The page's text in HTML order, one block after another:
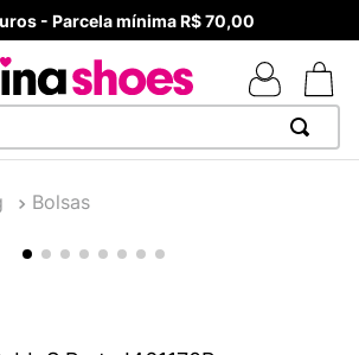
- Parcela mínima R$ 70,00
Bolsas
530
BABY